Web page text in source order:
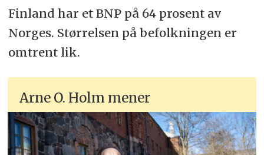
Finland har et BNP på 64 prosent av
Norges. Størrelsen på befolkningen er
omtrent lik.
Arne O. Holm mener